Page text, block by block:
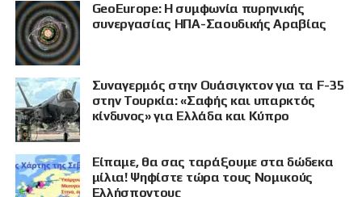
GeoEurope: Η συμφωνία πυρηνικής
συνεργασίας ΗΠΑ-Σαουδικής Αραβίας
Συναγερμός στην Ουάσιγκτον για τα F-35
στην Τουρκία: «Σαφής και υπαρκτός
κίνδυνος» για Ελλάδα και Κύπρο
Είπαμε, θα σας ταράξουμε στα δώδεκα
μίλια! Ψηφίστε τώρα τους Νομικούς
Ελλήσποντους